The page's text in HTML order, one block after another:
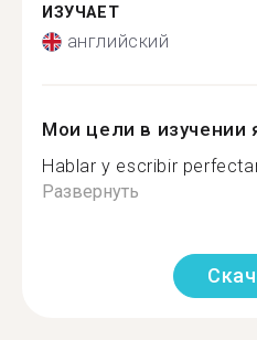
ИЗУЧАЕТ
английский
Мои цели в изучении
Hablar y escribir
Развернуть